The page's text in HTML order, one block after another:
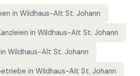
in Wildhaus-Alt St. Johann
in Wildhaus-Alt St. Johann
in Wildhaus-Alt St. Johann
in Wildhaus-Alt St. Johann